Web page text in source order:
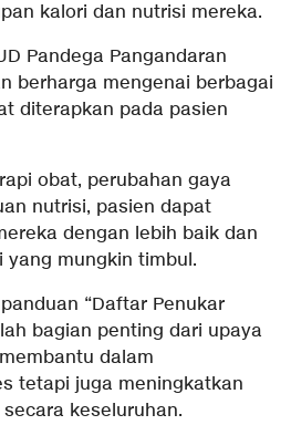
kalori dan nutrisi mereka.
Pandega Pangandaran
berharga mengenai berbagai
diterapkan pada pasien
obat, perubahan gaya
nutrisi, pasien dapat
dengan lebih baik dan
yang mungkin timbul.
“Daftar Penukar
bagian penting dari upaya
dalam
tetapi juga meningkatkan
keseluruhan.